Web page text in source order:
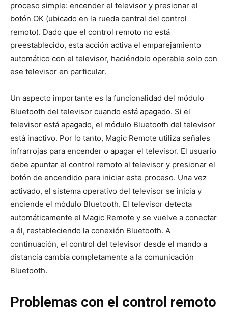
proceso simple: encender el televisor y presionar el
botón OK (ubicado en la rueda central del control
remoto). Dado que el control remoto no está
preestablecido, esta acción activa el emparejamiento
automático con el televisor, haciéndolo operable solo con
ese televisor en particular.
Un aspecto importante es la funcionalidad del módulo
Bluetooth del televisor cuando está apagado. Si el
televisor está apagado, el módulo Bluetooth del televisor
está inactivo. Por lo tanto, Magic Remote utiliza señales
infrarrojas para encender o apagar el televisor. El usuario
debe apuntar el control remoto al televisor y presionar el
botón de encendido para iniciar este proceso. Una vez
activado, el sistema operativo del televisor se inicia y
enciende el módulo Bluetooth. El televisor detecta
automáticamente el Magic Remote y se vuelve a conectar
a él, restableciendo la conexión Bluetooth. A
continuación, el control del televisor desde el mando a
distancia cambia completamente a la comunicación
Bluetooth.
Problemas con el control remoto